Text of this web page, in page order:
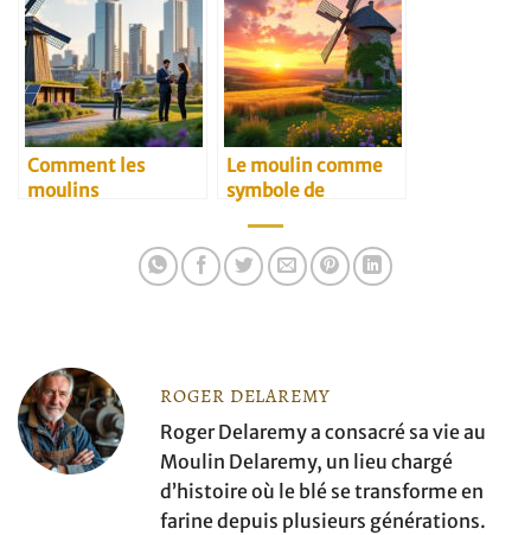
Comment les
moulins
Le moulin comme
symbole de
ROGER DELAREMY
Roger Delaremy a consacré sa vie au
Moulin Delaremy, un lieu chargé
d’histoire où le blé se transforme en
farine depuis plusieurs générations.